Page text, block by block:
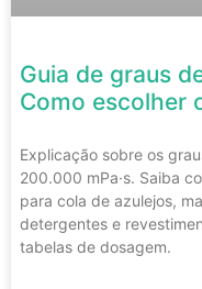
Guia de graus
Como escolher
Explicação sobre os
200.000 mPa·s. Saiba
para cola de azulejos,
detergentes e
tabelas de dosagem.